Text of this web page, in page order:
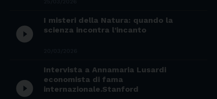
play_circle_filled
I misteri della Natura: quando la
scienza incontra l’incanto
play_circle_filled
Intervista a Annamaria Lusardi
economista di fama
internazionale.Stanford